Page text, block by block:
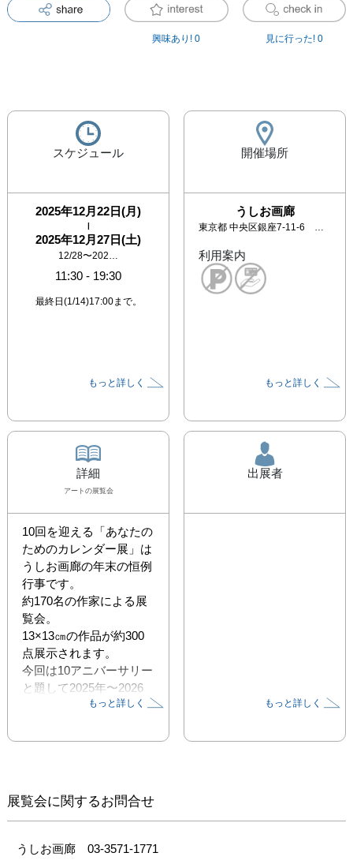
興味あり! 0 見に行った! 0
スケジュール
2025年12月22日(月)
|
2025年12月27日(土)
12/28〜202…
11:30 - 19:30
最終日(1/14)17:00まで。
もっと詳しく
開催場所
うしお画廊
東京都 中央区銀座7-11-6 イソノビル3F
利用案内
もっと詳しく
詳細
アート の展覧会
10回を迎える「あなたの
ためのカレンダー展」は
うしお画廊の年末の恒例
行事です。
約170名の作家による展
覧会。
13×13㎝の作品が約300
点展示されます。
今回は10アニバーサリー
と題して2025年〜2026
年と年を跨いで開催いた
もっと詳しく
出展者
もっと詳しく
展覧会に関するお問合せ
うしお画廊　03-3571-1771